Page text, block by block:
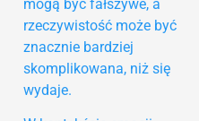
mogą być fałszywe, a
rzeczywistość może być
znacznie bardziej
skomplikowana, niż się
wydaje.